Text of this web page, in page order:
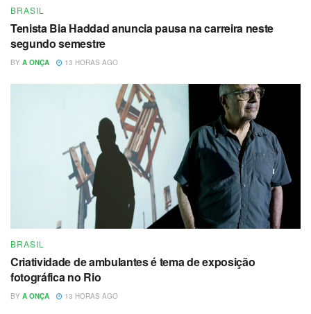
BRASIL
Tenista Bia Haddad anuncia pausa na carreira neste
segundo semestre
BY A ONÇA 13 HORAS AGO
BRASIL
Criatividade de ambulantes é tema de exposição
fotográfica no Rio
BY A ONÇA 13 HORAS AGO